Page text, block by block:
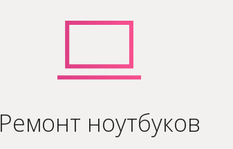
Ремонт ноутбуков